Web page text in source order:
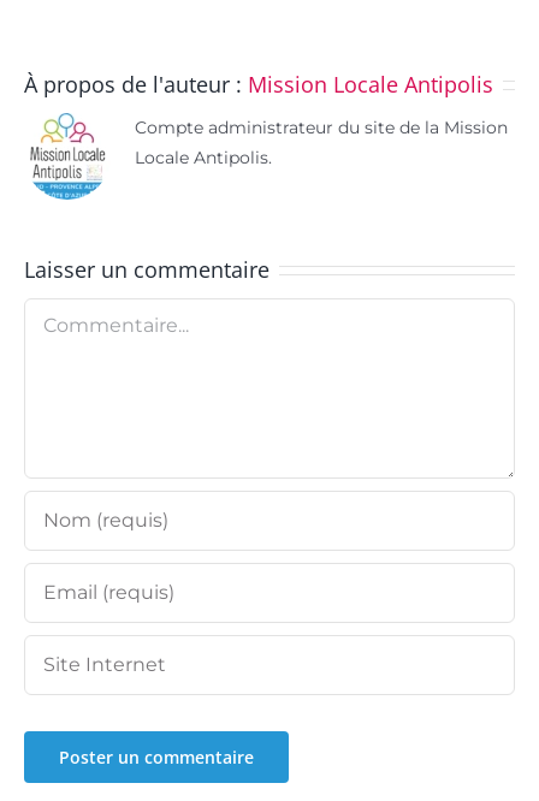
À propos de l'auteur : Mission Locale Antipolis
Compte administrateur du site de la Mission
Locale Antipolis.
Laisser un commentaire